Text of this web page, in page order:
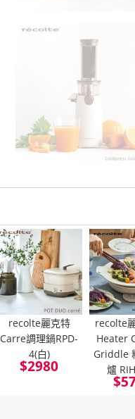
recolte麗克特
Carre調理鍋RPD-
4(白)
$2980
recolte
Heater
Griddle
爐
$